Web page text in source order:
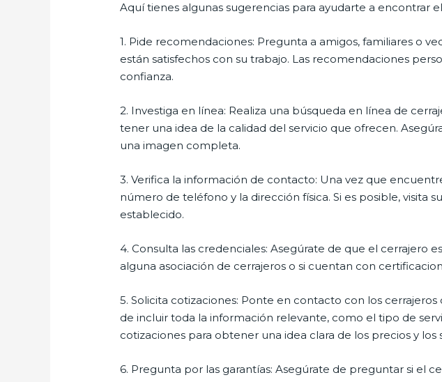
Aquí tienes algunas sugerencias para ayudarte a encontrar
1. Pide recomendaciones: Pregunta a amigos, familiares o
están satisfechos con su trabajo. Las recomendaciones
confianza.
2. Investiga en línea: Realiza una búsqueda en línea de
tener una idea de la calidad del servicio que ofrecen.
una imagen completa.
3. Verifica la información de contacto: Una vez que
número de teléfono y la dirección física. Si es posible, visita
establecido.
4. Consulta las credenciales: Asegúrate de que el cerrajero
alguna asociación de cerrajeros o si cuentan con
5. Solicita cotizaciones: Ponte en contacto con los
de incluir toda la información relevante, como el tipo de
cotizaciones para obtener una idea clara de los precios y los
6. Pregunta por las garantías: Asegúrate de preguntar si el